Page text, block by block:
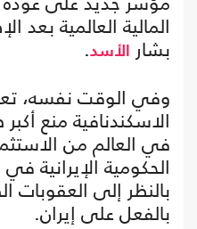
المالية العالمية بعد
بشار الأسد.
وفي الوقت نفسه،
الاسكندنافية منع
في العالم من
الحكومية الإيرانية
بالنظر إلى العقوبات
بالفعل على إيران.